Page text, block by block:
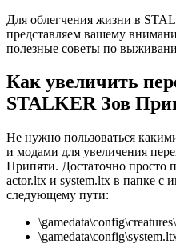
Для облегчения жизни в
представляем вашему
полезные советы по
Как увеличить
STALKER Зов
Не нужно пользоваться
и модами для увеличения
Припяти. Достаточно просто
actor.ltx и system.ltx в папке
следующему пути: